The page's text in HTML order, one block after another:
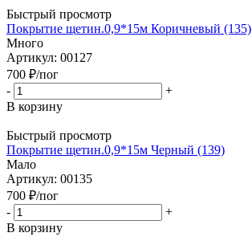
Быстрый просмотр
Покрытие щетин.0,9*15м Коричневый (135)
Много
Артикул: 00127
700 ₽/пог
-
+
В корзину
Быстрый просмотр
Покрытие щетин.0,9*15м Черный (139)
Мало
Артикул: 00135
700 ₽/пог
-
+
В корзину